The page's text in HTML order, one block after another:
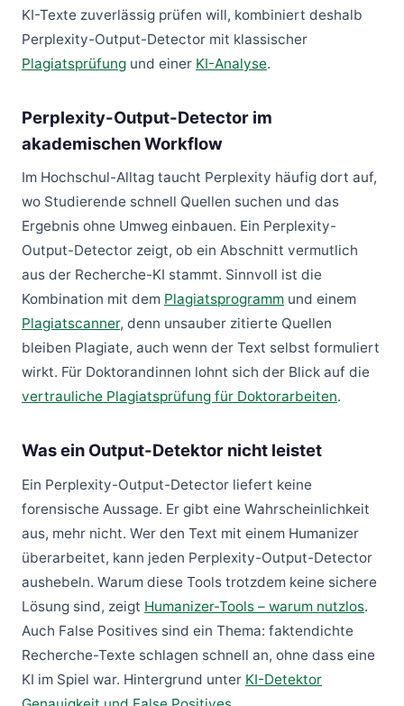
KI-Texte zuverlässig prüfen will, kombiniert deshalb
Perplexity-Output-Detector mit klassischer
Plagiatsprüfung und einer KI-Analyse.
Perplexity-Output-Detector im
akademischen Workflow
Im Hochschul-Alltag taucht Perplexity häufig dort auf,
wo Studierende schnell Quellen suchen und das
Ergebnis ohne Umweg einbauen. Ein Perplexity-
Output-Detector zeigt, ob ein Abschnitt vermutlich
aus der Recherche-KI stammt. Sinnvoll ist die
Kombination mit dem Plagiatsprogramm und einem
Plagiatscanner, denn unsauber zitierte Quellen
bleiben Plagiate, auch wenn der Text selbst formuliert
wirkt. Für Doktorandinnen lohnt sich der Blick auf die
vertrauliche Plagiatsprüfung für Doktorarbeiten.
Was ein Output-Detektor nicht leistet
Ein Perplexity-Output-Detector liefert keine
forensische Aussage. Er gibt eine Wahrscheinlichkeit
aus, mehr nicht. Wer den Text mit einem Humanizer
überarbeitet, kann jeden Perplexity-Output-Detector
aushebeln. Warum diese Tools trotzdem keine sichere
Lösung sind, zeigt Humanizer-Tools – warum nutzlos.
Auch False Positives sind ein Thema: faktendichte
Recherche-Texte schlagen schnell an, ohne dass eine
KI im Spiel war. Hintergrund unter KI-Detektor